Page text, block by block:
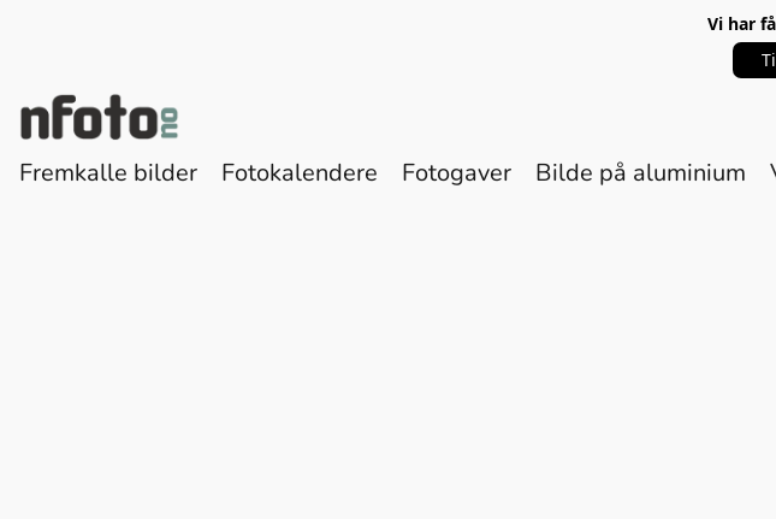
Vi har
Fremkalle bilder Fotokalendere Fotogaver Bilde på aluminium